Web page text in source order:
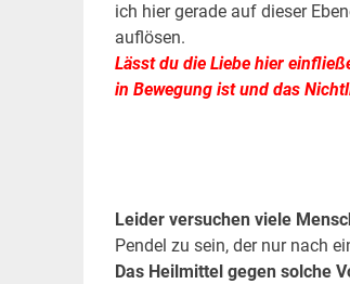
ich hier gerade auf dieser
auflösen.
Lässt du die Liebe hier
in Bewegung ist und das
Leider versuchen viele
Pendel zu sein, der nur nach
Das Heilmittel gegen solche